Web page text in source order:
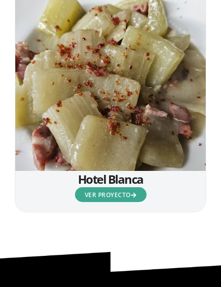
Hotel Blanca
VER PROYECTO